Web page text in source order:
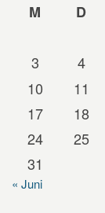
M
D
3
4
10
11
17
18
24
25
31
« Juni